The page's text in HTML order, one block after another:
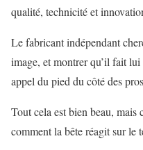
qualité, technicité et
Le fabricant indépendant
image, et montrer qu’il fait
appel du pied du côté des
Tout cela est bien beau, mais
comment la bête réagit sur le